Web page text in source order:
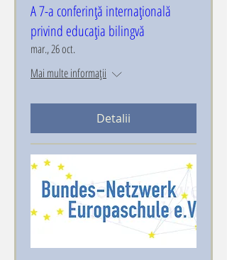
A 7-a conferință internațională
privind educația bilingvă
mar., 26 oct.
Mai multe informații
Detalii